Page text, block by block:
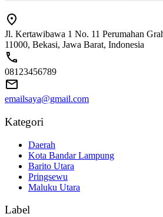
Jl. Kertawibawa 1 No. 11 Perumahan
11000, Bekasi, Jawa Barat, Indonesia
08123456789
emailsaya@gmail.com
Kategori
Daerah
Kota Bandar Lampung
Barito Utara
Pringsewu
Maluku Utara
Label